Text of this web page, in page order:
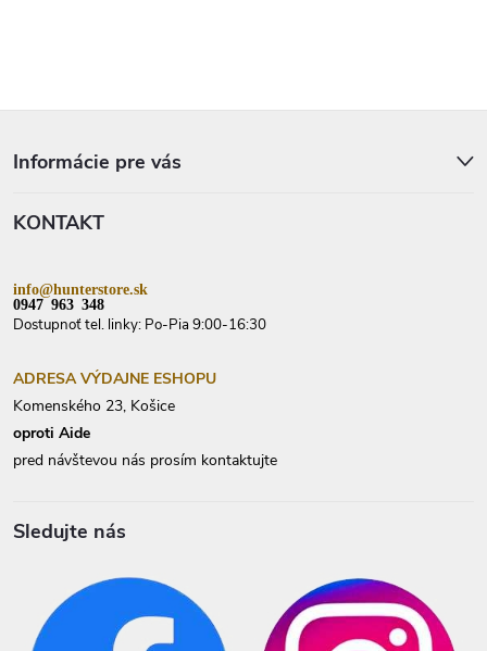
Informácie pre vás
KONTAKT
info@hunterstore.sk
0947 963 348
Dostupnoť tel. linky: Po-Pia 9:00-16:30
ADRESA VÝDAJNE ESHOPU
Komenského 23, Košice
oproti Aide
pred návštevou nás prosím kontaktujte
Sledujte nás